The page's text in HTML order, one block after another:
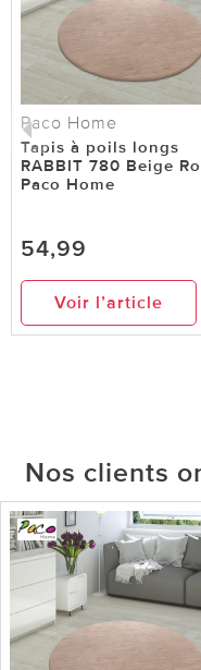
Paco Home
Tapis à poils longs
RABBIT 780 Beige
Paco Home
54,99
Voir l’article
Nos clients